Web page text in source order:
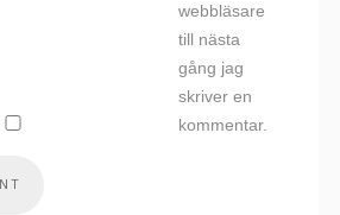
webbläsare
till nästa
gång jag
skriver en
kommentar.